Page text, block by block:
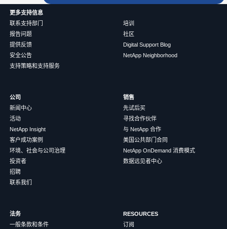
更多支持信息
联系支持部门
报告问题
提供反馈
安全公告
支持策略和支持服务
培训
社区
Digital Support Blog
NetApp Neighborhood
公司
新闻中心
活动
NetApp Insight
客户成功案例
环境、社会与公司治理
投资者
招聘
联系我们
销售
先试后买
寻找合作伙伴
与 NetApp 合作
美国公共部门合同
NetApp OnDemand 消费模式
数据远见者中心
法务
一般条款和条件
RESOURCES
订阅